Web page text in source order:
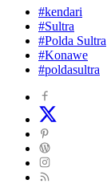
#kendari
#Sultra
#Polda Sultra
#Konawe
#poldasultra